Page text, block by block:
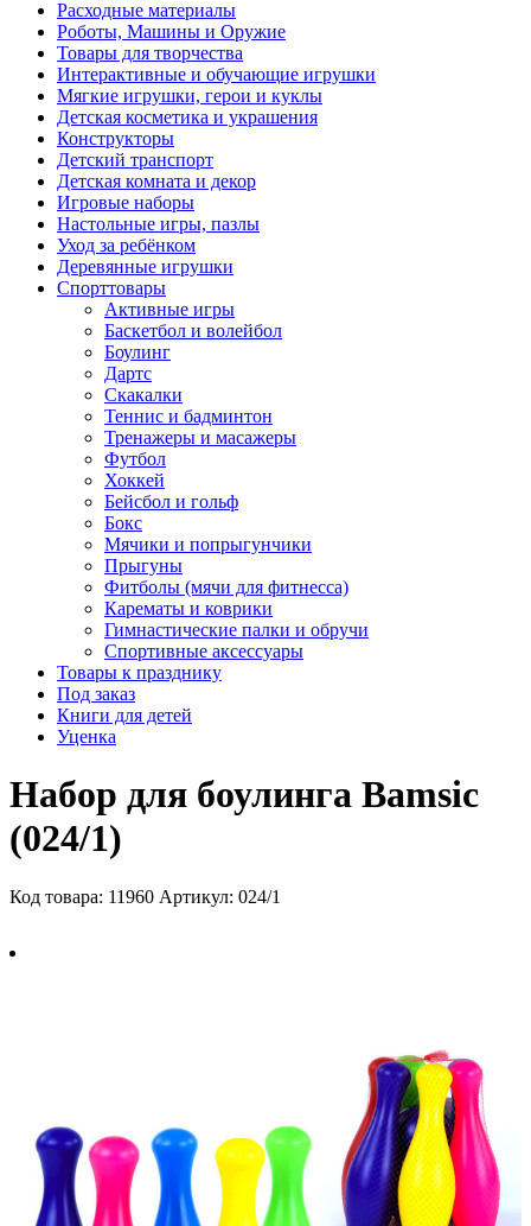
Расходные материалы
Роботы, Машины и Оружие
Товары для творчества
Интерактивные и обучающие игрушки
Мягкие игрушки, герои и куклы
Детская косметика и украшения
Конструкторы
Детский транспорт
Детская комната и декор
Игровые наборы
Настольные игры, пазлы
Уход за ребёнком
Деревянные игрушки
Спорттовары
Активные игры
Баскетбол и волейбол
Боулинг
Дартс
Скакалки
Теннис и бадминтон
Тренажеры и масажеры
Футбол
Хоккей
Бейсбол и гольф
Бокс
Мячики и попрыгунчики
Прыгуны
Фитболы (мячи для фитнесса)
Карематы и коврики
Гимнастические палки и обручи
Спортивные аксессуары
Товары к празднику
Под заказ
Книги для детей
Уценка
Набор для боулинга Bamsic
(024/1)
Код товара: 11960 Артикул: 024/1